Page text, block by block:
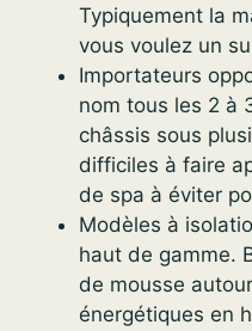
Typiquement la
vous voulez un
Importateurs
nom tous les 2 à
châssis sous
difficiles à faire
de spa à éviter
Modèles à
haut de gamme.
de mousse
énergétiques en